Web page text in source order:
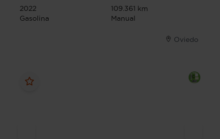
2022
109.361 km
Gasolina
Manual
Oviedo